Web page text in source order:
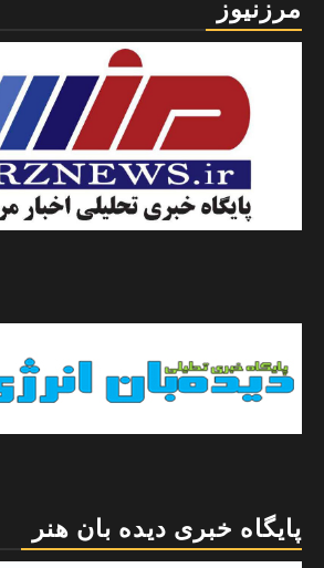
مرزنیوز
پایگاه خبری دیده بان هنر